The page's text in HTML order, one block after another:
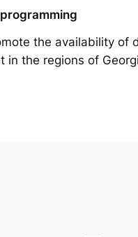
the availability of
in the regions of